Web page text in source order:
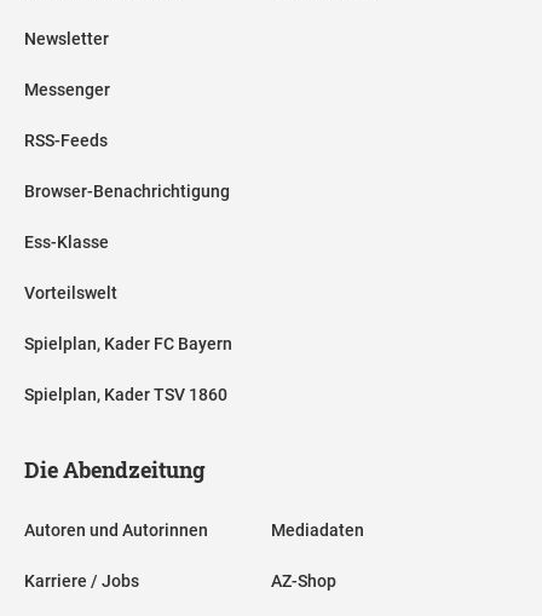
Newsletter
Messenger
RSS-Feeds
Browser-Benachrichtigung
Ess-Klasse
Vorteilswelt
Spielplan, Kader FC Bayern
Spielplan, Kader TSV 1860
Die Abendzeitung
Autoren und Autorinnen
Karriere / Jobs
Mediadaten
AZ-Shop